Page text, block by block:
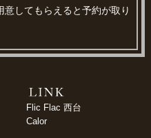
してもらえると予約が取り
Flic Flac 西台
Calor